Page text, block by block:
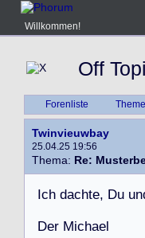
Willkommen!
Off
Forenliste
Twinvieuwbay
25.04.25 19:56
Thema: Re:
Ich dachte, Du un
Der Michael